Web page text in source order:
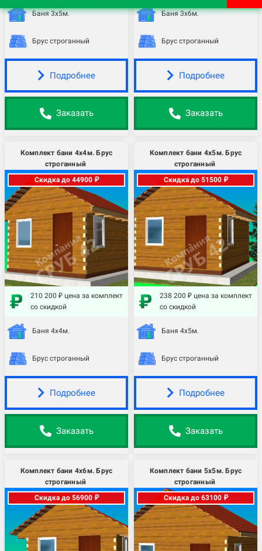
Баня 3х5м.
Брус строганный
Подробнее
Заказать
Баня 3х6м.
Брус строганный
Подробнее
Заказать
Комплект бани 4х4м. Брус
строганный
Скидка до 44900 ₽
210 200 ₽ цена за комплект
со скидкой
Баня 4х4м.
Брус строганный
Подробнее
Заказать
Комплект бани 4х5м. Брус
строганный
Скидка до 51500 ₽
238 200 ₽ цена за комплект
со скидкой
Баня 4х5м.
Брус строганный
Подробнее
Заказать
Комплект бани 4х6м. Брус
строганный
Скидка до 56900 ₽
Комплект бани 5х5м. Брус
строганный
Скидка до 63100 ₽